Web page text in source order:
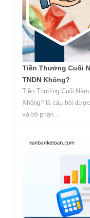
Tiền Thưởng Cuối
TNDN Không?
Tiền Thưởng Cuối
Không? là câu hỏi
và bộ phận...